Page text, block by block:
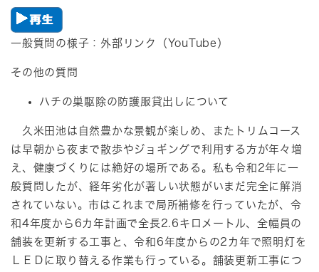
一般質問の様子：​外部リンク（YouTube）​
その他の質問
ハチの巣駆除の防護服貸出しについて
久米田池は自然豊かな景観が楽しめ、またトリムコース
は早朝から夜まで散歩やジョギングで利用する方が年々増
え、健康づくりには絶好の場所である。私も令和2年に一
般質問したが、経年劣化が著しい状態がいまだ完全に解消
されていない。市はこれまで局所補修を行っていたが、令
和4年度から6カ年計画で全長2.6キロメートル、全幅員の
舗装を更新する工事と、令和6年度からの2カ年で照明灯を
ＬＥＤに取り替える作業も行っている。舗装更新工事につ